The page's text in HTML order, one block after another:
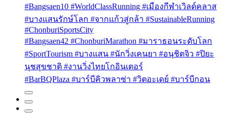
#Bangsaen10 #WorldClassRunning #เมืองกีฬาเวิลด์คลาส
#บางแสนรักษ์โลก #จากแก้วสู่กล้า #SustainableRunning
#ChonburiSportsCity
#Bangsaen42 #ChonburiMarathon #มาราธอนระดับโลก
#SportTourism #บางแสน #นักวิ่งเคนยา #อนุชิตจิว #ปิยะ
นุชสุขชาติ #งานวิ่งไทยโกอินเตอร์
#BarBQPlaza #บาร์บีคิวพลาซ่า #วิตอะเดย์ #บาร์บีกอน